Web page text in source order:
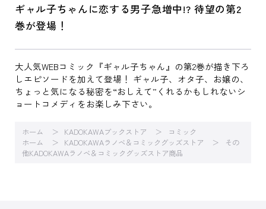
ギャル子ちゃんに恋する男子急増中!? 待望の第2
巻が登場！
大人気WEBコミック『ギャル子ちゃん』の第2巻が描き下ろ
しエピソードを加えて登場！ ギャル子、オタ子、お嬢の、
ちょっと気になる秘密を“おしえて”くれるかもしれないシ
ョートコメディをお楽しみ下さい。
ホーム KADOKAWAブックストア
コミック
ホーム
KADOKAWAラノベ＆コミックグッズストア
その
他KADOKAWAラノベ＆コミックグッズストア商品